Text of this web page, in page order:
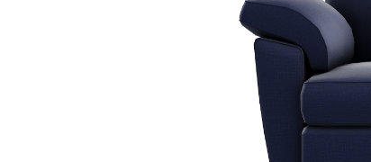
tapete